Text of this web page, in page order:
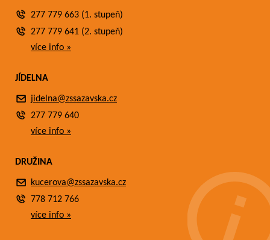
277 779 663 (1. stupeň)
277 779 641 (2. stupeň)
více info »
JÍDELNA
jidelna@zssazavska.cz
277 779 640
více info »
DRUŽINA
kucerova@zssazavska.cz
778 712 766
více info »